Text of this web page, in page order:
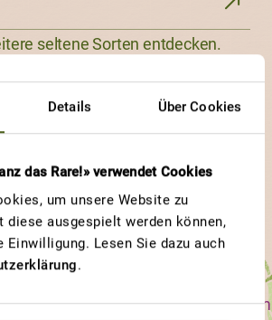
Details Über Cookies
das Rare!» verwendet Cookies
um unsere Website zu
diese ausgespielt werden können,
Einwilligung. Lesen Sie dazu auch
.
seltene Sorten entdecken.
Beiträge
Sorte ist einzigartig im Aussehen, im